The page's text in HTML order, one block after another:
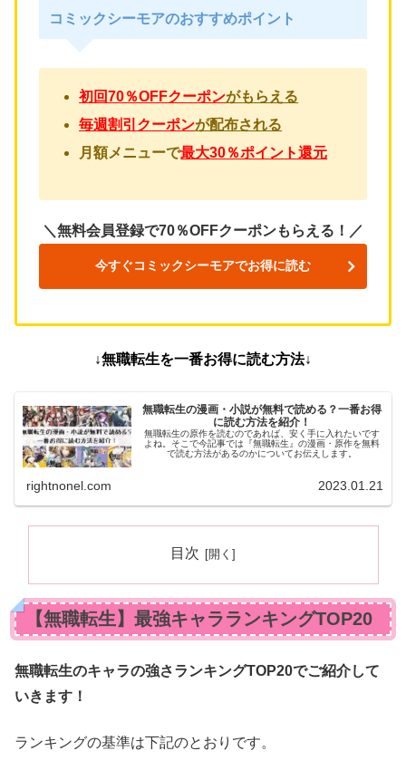
コミックシーモアのおすすめポイント
初回70％OFFクーポンがもらえる
毎週割引クーポンが配布される
月額メニューで最大30％ポイント還元
＼無料会員登録で70％OFFクーポンもらえる！／
今すぐコミックシーモアでお得に読む
↓無職転生を一番お得に読む方法↓
無職転生の漫画・小説が無料で読める？一番お得
に読む方法を紹介！
無職転生の原作を読むのであれば、安く手に入れたいです
よね。そこで今記事では『無職転生』の漫画・原作を無料
で読む方法があるのかについてお伝えします。
rightnonel.com 2023.01.21
目次
【無職転生】最強キャラランキングTOP20
無職転生のキャラの強さランキングTOP20でご紹介して
いきます！
ランキングの基準は下記のとおりです。